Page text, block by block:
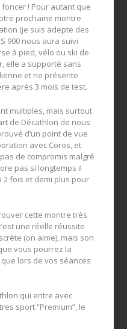
! Pour autant que
prochaine montre
(je suis adepte des
900 nous aura suivi
à pied, vélo ou ski de
elle a supporté sans
et ne présente
après 3 mois de test.
multiples, mais surtout
de Décathlon de nous
d’un point de vue
avec Coros, et
de compromis malgré
pas si longtemps il
fois et demi plus pour
cette montre très
une réelle réussite
(on aime), mais son
vous pourrez la
lors de vos séances
qui entre avec
sport “Premium”, le